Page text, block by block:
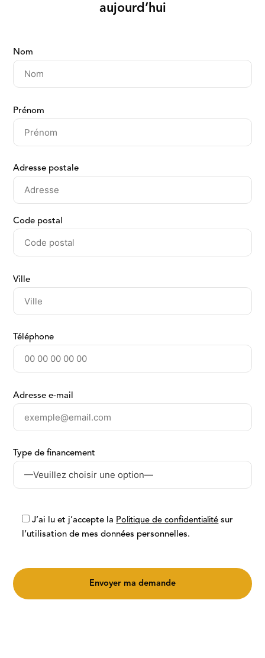
Rénovation et subventions
Nos agences
aujourd’hui
Nom
Prénom
Adresse postale
Code postal
Ville
Téléphone
Adresse e-mail
Type de financement
J’ai lu et j’accepte la Politique de confidentialité sur
l’utilisation de mes données personnelles.